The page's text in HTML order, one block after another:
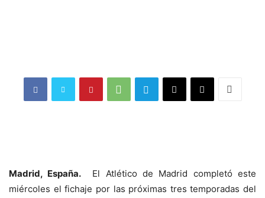
Madrid, España. El Atlético de Madrid completó este
miércoles el fichaje por las próximas tres temporadas del